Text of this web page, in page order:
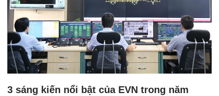
3 sáng kiến nổi bật của EVN trong năm